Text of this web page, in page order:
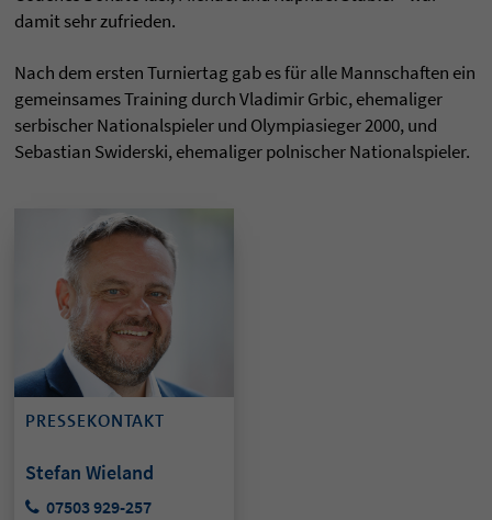
damit sehr zufrieden.
Nach dem ersten Turniertag gab es für alle Mannschaften ein
gemeinsames Training durch Vladimir Grbic, ehemaliger
serbischer Nationalspieler und Olympiasieger 2000, und
Sebastian Swiderski, ehemaliger polnischer Nationalspieler.
PRESSEKONTAKT
Stefan Wieland
07503 929-257